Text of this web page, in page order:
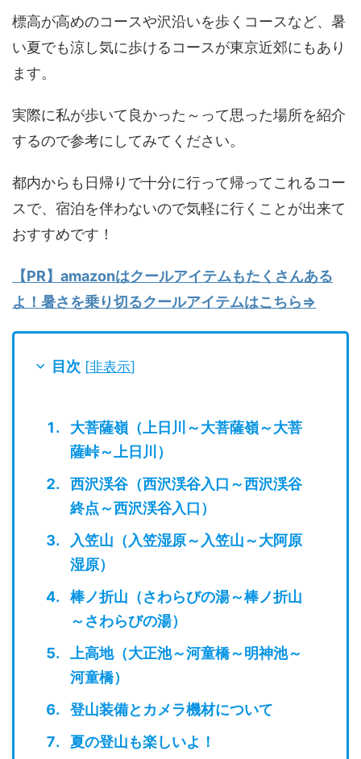
標高が高めのコースや沢沿いを歩くコースなど、暑
い夏でも涼し気に歩けるコースが東京近郊にもあり
ます。
実際に私が歩いて良かった～って思った場所を紹介
するので参考にしてみてください。
都内からも日帰りで十分に行って帰ってこれるコー
スで、宿泊を伴わないので気軽に行くことが出来て
おすすめです！
【PR】amazonはクールアイテムもたくさんある
よ！暑さを乗り切るクールアイテムはこちら⇒
目次 [非表示]
大菩薩嶺（上日川～大菩薩嶺～大菩
薩峠～上日川）
西沢渓谷（西沢渓谷入口～西沢渓谷
終点～西沢渓谷入口）
入笠山（入笠湿原～入笠山～大阿原
湿原）
棒ノ折山（さわらびの湯～棒ノ折山
～さわらびの湯）
上高地（大正池～河童橋～明神池～
河童橋）
登山装備とカメラ機材について
夏の登山も楽しいよ！